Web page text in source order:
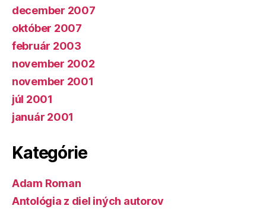
december 2007
október 2007
február 2003
november 2002
november 2001
júl 2001
január 2001
Kategórie
Adam Roman
Antológia z diel iných autorov